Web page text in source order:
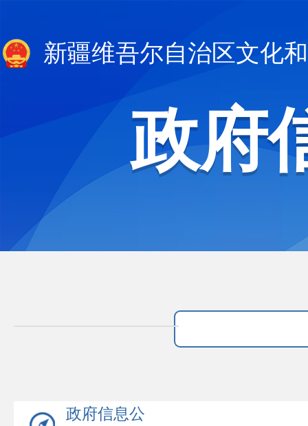
新疆维吾尔自治区文化
政府
政府信息公